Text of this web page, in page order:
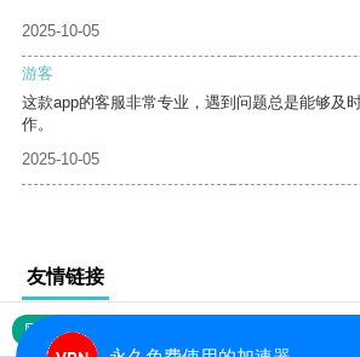
2025-10-05
游客
这款app的客服非常专业，遇到问题总是能够及
作。
2025-10-05
友情链接
网站地图